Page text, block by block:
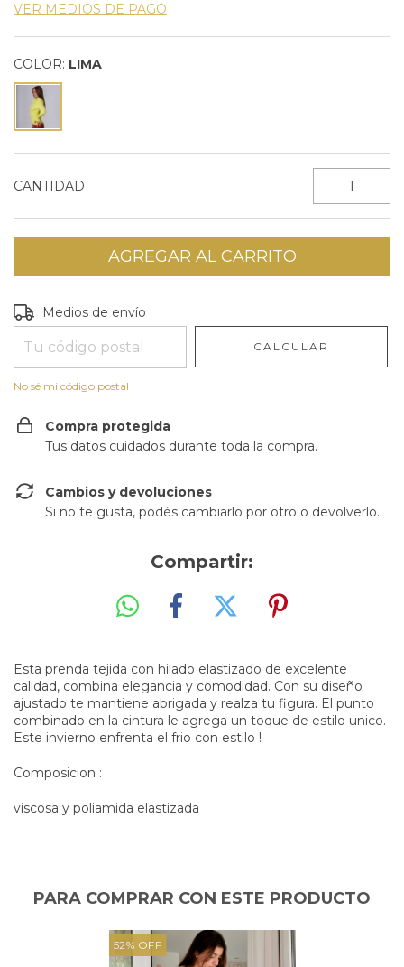
VER MEDIOS DE PAGO
COLOR: LIMA
CANTIDAD
Entregas para el CP:
Medios de envío
CALCULAR
No sé mi código postal
Compra protegida
Tus datos cuidados durante toda la compra.
Cambios y devoluciones
Si no te gusta, podés cambiarlo por otro o devolverlo.
Compartir:
Esta prenda tejida con hilado elastizado de excelente
calidad, combina elegancia y comodidad. Con su diseño
ajustado te mantiene abrigada y realza tu figura. El punto
combinado en la cintura le agrega un toque de estilo unico.
Este invierno enfrenta el frio con estilo !
Composicion :
viscosa y poliamida elastizada
PARA COMPRAR CON ESTE PRODUCTO
52% OFF